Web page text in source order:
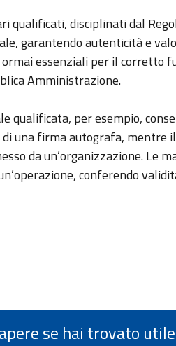
qualificati, disciplinati dal
garantendo autenticità e
essenziali per il corretto
Amministrazione.
qualificata, per esempio,
una firma autografa, mentre
da un’organizzazione. Le
conferendo
se hai trovato